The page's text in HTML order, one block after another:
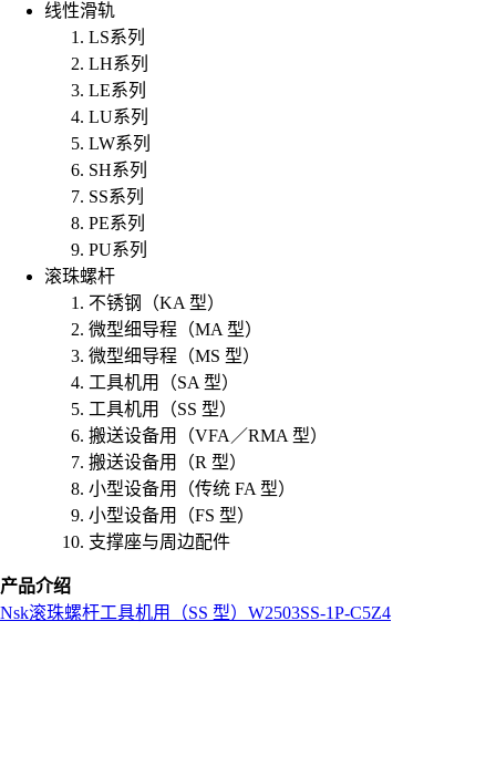
线性滑轨
LS系列
LH系列
LE系列
LU系列
LW系列
SH系列
SS系列
PE系列
PU系列
滚珠螺杆
不锈钢（KA 型）
微型细导程（MA 型）
微型细导程（MS 型）
工具机用（SA 型）
工具机用（SS 型）
搬送设备用（VFA／RMA 型）
搬送设备用（R 型）
小型设备用（传统 FA 型）
小型设备用（FS 型）
支撑座与周边配件
产品介绍
Nsk滚珠螺杆工具机用（SS 型） W2503SS-1P-C5Z4